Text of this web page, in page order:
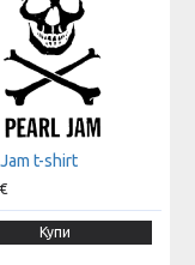
t-shirt
Купи